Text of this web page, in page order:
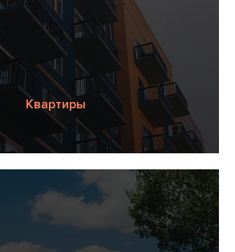
Квартиры